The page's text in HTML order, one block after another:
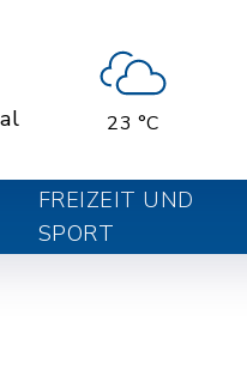
23 °C
FREIZEIT UND
SPORT